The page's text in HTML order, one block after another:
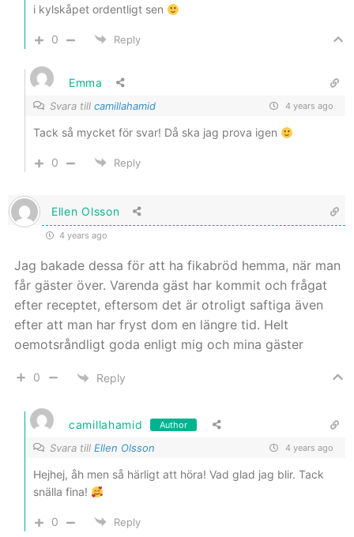
i kylskåpet ordentligt sen
0 Reply
Emma
Svara till camillahamid 4 years ago
Tack så mycket för svar! Då ska jag prova igen
0 Reply
Ellen Olsson
4 years ago
Jag bakade dessa för att ha fikabröd hemma, när man
får gäster över. Varenda gäst har kommit och frågat
efter receptet, eftersom det är otroligt saftiga även
efter att man har fryst dom en längre tid. Helt
oemotsråndligt goda enligt mig och mina gäster
0 Reply
camillahamid Author
Svara till Ellen Olsson 4 years ago
Hejhej, åh men så härligt att höra! Vad glad jag blir. Tack
snälla fina!
0 Reply